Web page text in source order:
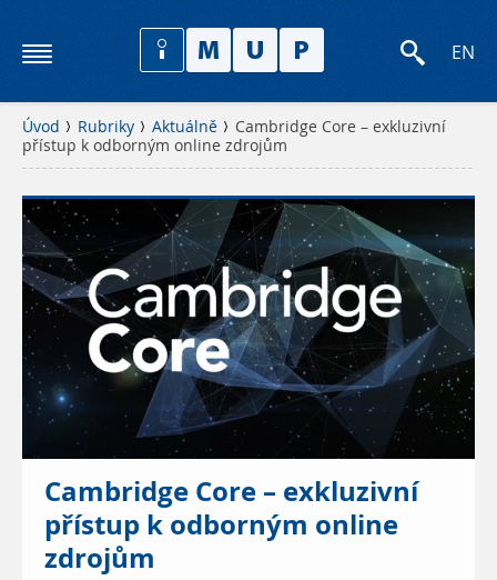
EN
Úvod Rubriky Aktuálně
Cambridge Core – exkluzivní
přístup k odborným online zdrojům
Cambridge Core – exkluzivní
přístup k odborným online
zdrojům